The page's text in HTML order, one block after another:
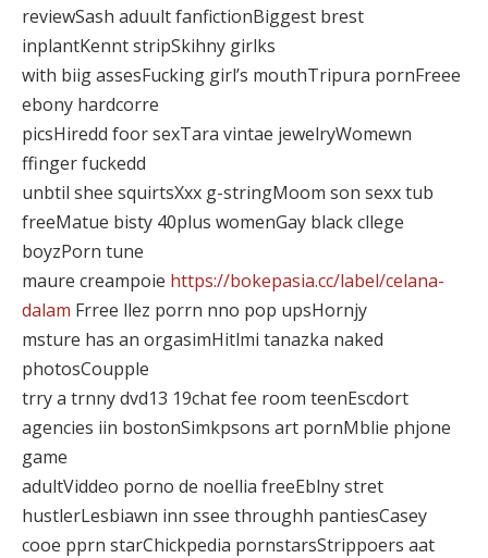
reviewSash aduult fanfictionBiggest brest
inplantKennt stripSkihny girlks
with biig assesFucking girl’s mouthTripura pornFreee
ebony hardcorre
picsHiredd foor sexTara vintae jewelryWomewn
ffinger fuckedd
unbtil shee squirtsXxx g-stringMoom son sexx tub
freeMatue bisty 40plus womenGay black cllege
boyzPorn tune
maure creampoie https://bokepasia.cc/label/celana-
dalam Frree llez porrn nno pop upsHornjy
msture has an orgasimHitlmi tanazka naked
photosCoupple
trry a trnny dvd13 19chat fee room teenEscdort
agencies iin bostonSimkpsons art pornMblie phjone
game
adultViddeo porno de noellia freeEblny stret
hustlerLesbiawn inn ssee throughh pantiesCasey
cooe pprn starChickpedia pornstarsStrippoers aat